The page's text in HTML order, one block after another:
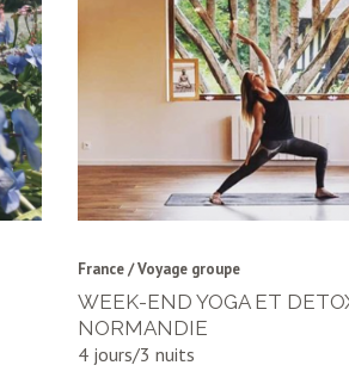
France / Voyage groupe
WEEK-END YOGA ET
NORMANDIE
4 jours/3 nuits